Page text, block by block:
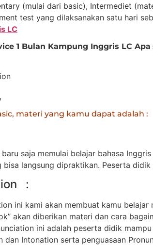
(mulai dari basic), Intermediet
test yang dilaksanakan satu hari
LC
1 Bulan Kampung Inggris LC Apa
materi yang kamu dapat adalah :
saja memulai belajar bahasa
bisa langsung dipraktikan. Peserta
:
ini kami akan membuat kamu
akan diberikan materi dan cara
ini adalah peserta didik
dan Intonation serta penguasaan